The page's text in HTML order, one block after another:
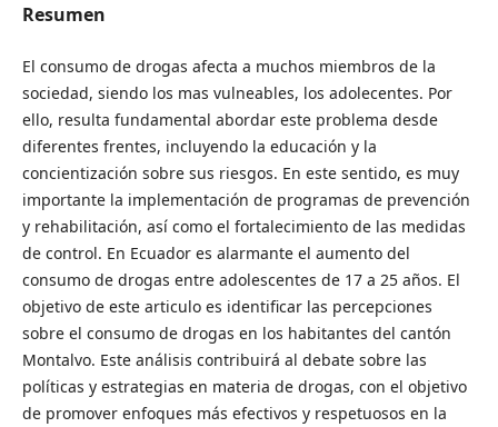
Resumen
El consumo de drogas afecta a muchos miembros de la
sociedad, siendo los mas vulneables, los adolecentes. Por
ello, resulta fundamental abordar este problema desde
diferentes frentes, incluyendo la educación y la
concientización sobre sus riesgos. En este sentido, es muy
importante la implementación de programas de prevención
y rehabilitación, así como el fortalecimiento de las medidas
de control. En Ecuador es alarmante el aumento del
consumo de drogas entre adolescentes de 17 a 25 años. El
objetivo de este articulo es identificar las percepciones
sobre el consumo de drogas en los habitantes del cantón
Montalvo. Este análisis contribuirá al debate sobre las
políticas y estrategias en materia de drogas, con el objetivo
de promover enfoques más efectivos y respetuosos en la